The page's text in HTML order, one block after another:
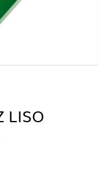
LISO